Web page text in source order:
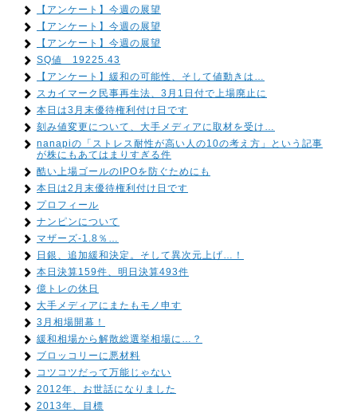
【アンケート】今週の展望
【アンケート】今週の展望
【アンケート】今週の展望
SQ値 19225.43
【アンケート】緩和の可能性、そして値動きは…
スカイマーク民事再生法、3月1日付で上場廃止に
本日は3月末優待権利付け日です
刻み値変更について、大手メディアに取材を受け…
nanapiの「ストレス耐性が高い人の10の考え方」という記事
が株にもあてはまりすぎる件
酷い上場ゴールのIPOを防ぐためにも
本日は2月末優待権利付け日です
プロフィール
ナンピンについて
マザーズ-1.8％…
日銀、追加緩和決定。そして異次元上げ…！
本日決算159件、明日決算493件
億トレの休日
大手メディアにまたもモノ申す
3月相場開幕！
緩和相場から解散総選挙相場に…？
ブロッコリーに悪材料
コツコツだって万能じゃない
2012年、お世話になりました
2013年、目標